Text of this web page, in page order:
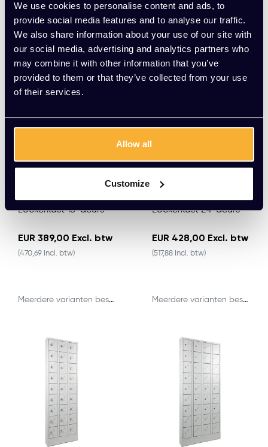
We use cookies to personalise content and ads, to
provide social media features and to analyse our traffic.
We also share information about your use of our site with
our social media, advertising and analytics partners who
may combine it with other information that you’ve
provided to them or that they’ve collected from your use
of their services.
Allow all
Customize
Lockerkast 18-deurs
EUR 389,00 Excl. btw
(470,69 Incl. btw)
Meerdere varianten beschikbaar
Lockerkast 24-deurs
EUR 428,00 Excl. btw
(517,88 Incl. btw)
Meerdere varianten beschikbaar